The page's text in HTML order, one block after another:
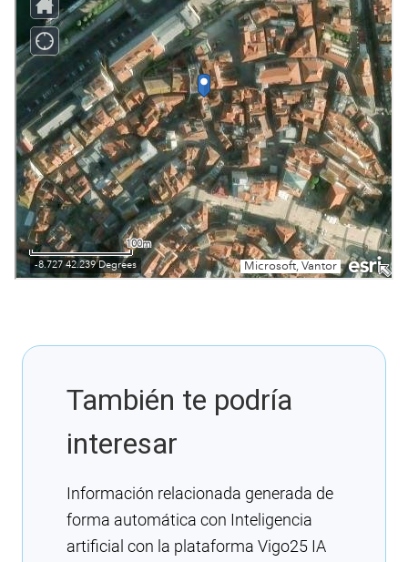
También te podría
interesar
Información relacionada generada de
forma automática con Inteligencia
artificial con la plataforma Vigo25 IA